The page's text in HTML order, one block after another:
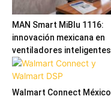
MAN Smart MiBlu 1116:
innovación mexicana en
ventiladores inteligentes
Walmart Connect México